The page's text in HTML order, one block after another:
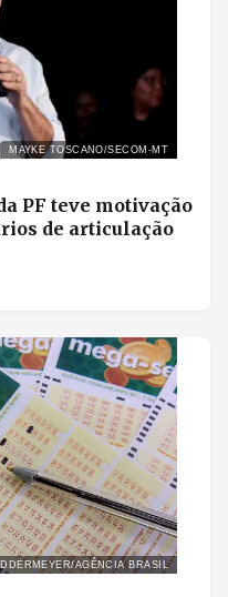
MAYKE TOSCANO/SECOM-MT
PF teve motivação
de articulação
AGÊNCIA BRASIL